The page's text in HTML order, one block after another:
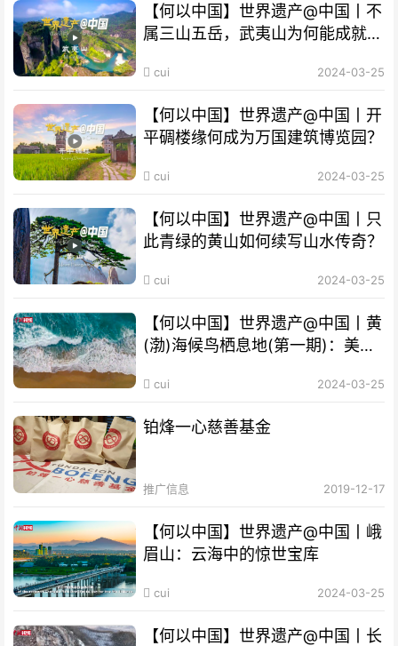
【何以中国】世界遗产@中国丨不
属三山五岳，武夷山为何能成就
cui 2024-03-25
【何以中国】世界遗产@中国丨开
平碉楼缘何成为万国建筑博览园？
cui 2024-03-25
【何以中国】世界遗产@中国丨只
此青绿的黄山如何续写山水传奇？
cui 2024-03-25
【何以中国】世界遗产@中国丨黄
(渤)海候鸟栖息地(第一期)：美丽
cui 2024-03-25
铂烽一心慈善基金
推广信息 2019-12-17
【何以中国】世界遗产@中国丨峨
眉山：云海中的惊世宝库
cui 2024-03-25
【何以中国】世界遗产@中国丨长